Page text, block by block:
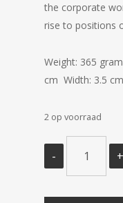
the corporate
rise to positions
Weight: 365
cm Width: 3.5
2 op voorraad